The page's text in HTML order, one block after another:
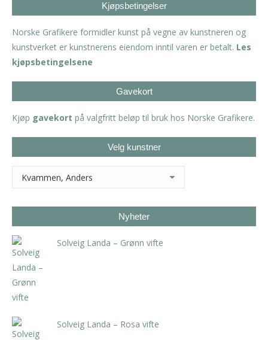
Kjøpsbetingelser
Norske Grafikere formidler kunst på vegne av kunstneren og
kunstverket er kunstnerens eiendom inntil varen er betalt. Les
kjøpsbetingelsene
Gavekort
Kjøp gavekort på valgfritt beløp til bruk hos Norske Grafikere.
Velg kunstner
Nyheter
Solveig Landa – Grønn vifte
Solveig Landa – Rosa vifte